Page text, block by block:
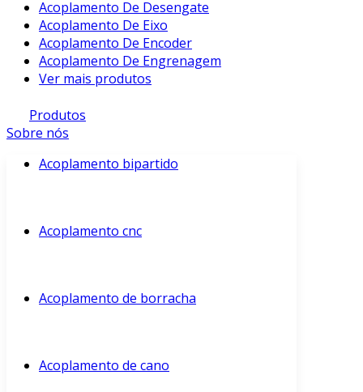
Acoplamento De Desengate
Acoplamento De Eixo
Acoplamento De Encoder
Acoplamento De Engrenagem
Ver mais produtos
Produtos
Sobre nós
Acoplamento bipartido
Acoplamento cnc
Acoplamento de borracha
Acoplamento de cano